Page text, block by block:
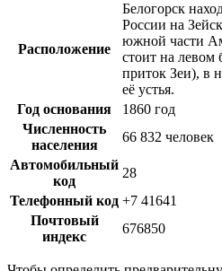
Расположение
Белогорск
России на
южной части
стоит на левом
приток Зеи), в
её устья.
Год основания
1860 год
Численность
населения
66 832 человек
Автомобильный
код
28
Телефонный код +7 41641
Почтовый
индекс
676850